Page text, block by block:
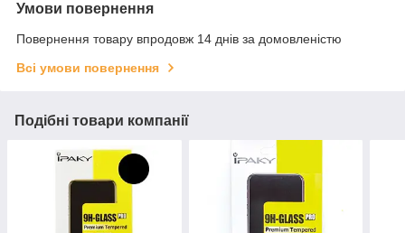
Умови повернення
Повернення товару впродовж 14 днів за домовленістю
Всі умови повернення
Подібні товари компанії